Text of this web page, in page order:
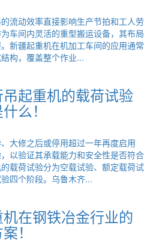
流动效率直接影响生产节拍和工人劳
车间内灵活的重型搬运设备，其布局
新疆起重机在机加工车间的应用通常
构，覆盖整个作业...
起重机的载荷试验
么！
大修之后或停用超过一年再度启用
以验证其承载能力和安全性是否符合
载荷试验分为空载试验、额定载荷试
四个阶段。乌鲁木齐...
在钢铁冶金行业的
！